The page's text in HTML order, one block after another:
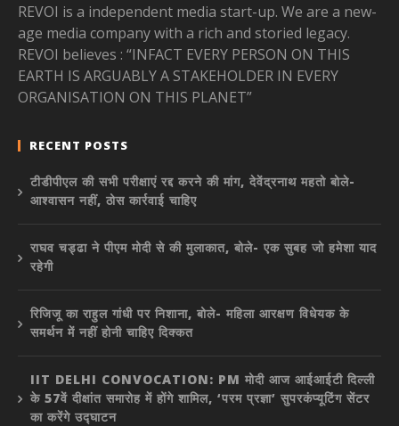
REVOI is a independent media start-up. We are a new-
age media company with a rich and storied legacy.
REVOI believes : “INFACT EVERY PERSON ON THIS
EARTH IS ARGUABLY A STAKEHOLDER IN EVERY
ORGANISATION ON THIS PLANET”
RECENT POSTS
टीडीपीएल की सभी परीक्षाएं रद्द करने की मांग, देवेंद्रनाथ महतो बोले-
आश्वासन नहीं, ठोस कार्रवाई चाहिए
राघव चड्ढा ने पीएम मोदी से की मुलाकात, बोले- एक सुबह जो हमेशा याद
रहेगी
रिजिजू का राहुल गांधी पर निशाना, बोले- महिला आरक्षण विधेयक के
समर्थन में नहीं होनी चाहिए दिक्कत
IIT DELHI CONVOCATION: PM मोदी आज आईआईटी दिल्ली
के 57वें दीक्षांत समारोह में होंगे शामिल, ‘परम प्रज्ञा’ सुपरकंप्यूटिंग सेंटर
का करेंगे उद्घाटन